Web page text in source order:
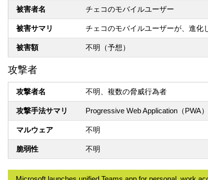
被害者名 チェコのモバイルユーザー
被害サマリ チェコのモバイルユーザーが、進化
被害額 不明（予想）
攻撃者
攻撃者名 不明、複数の脅威行為者
攻撃手法サマリ Progressive Web Application（PWA
マルウェア 不明
脆弱性 不明